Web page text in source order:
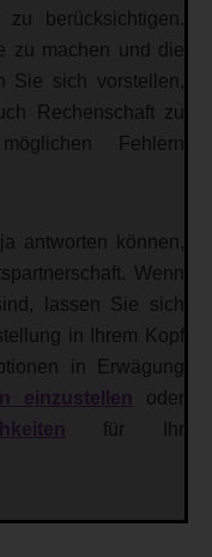
berücksichtigen.
zu machen und die
Sie sich vorstellen,
Rechenschaft zu
Fehlern
antworten können,
Wenn
lassen Sie sich
in Ihrem Kopf
in Erwägung
einzustellen
oder
für Ihr